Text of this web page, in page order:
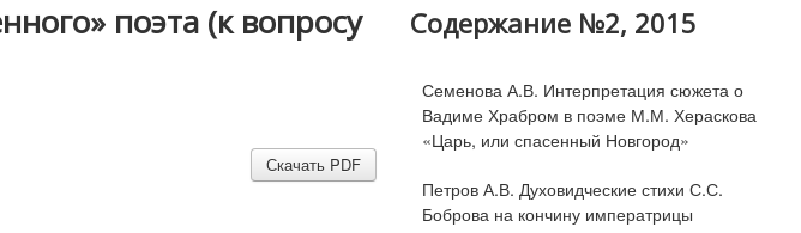
поэта (к вопросу
Скачать PDF
Содержание №2, 2015
Семенова А.В. Интерпретация сюжета о
Вадиме Храбром в поэме М.М. Хераскова
«Царь, или спасенный Новгород»
Петров А.В. Духовидческие стихи С.С.
Боброва на кончину императрицы